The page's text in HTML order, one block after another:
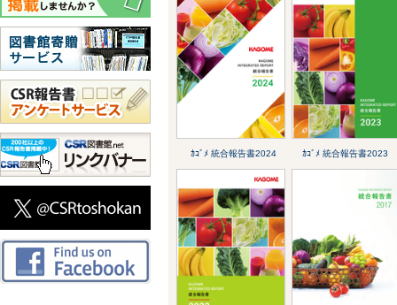
ｶｺﾞﾒ 統合報告書2024 ｶｺﾞﾒ 統合報告書2023